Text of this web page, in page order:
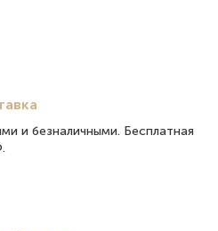
и безналичными. Бесплатная